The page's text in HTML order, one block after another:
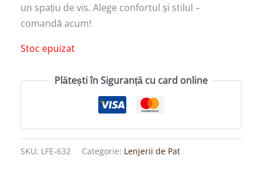
un spațiu de vis. Alege confortul și stilul –
comandă acum!
Stoc epuizat
Plătești în Siguranță cu card online
SKU: LFE-632 Categorie: Lenjerii de Pat